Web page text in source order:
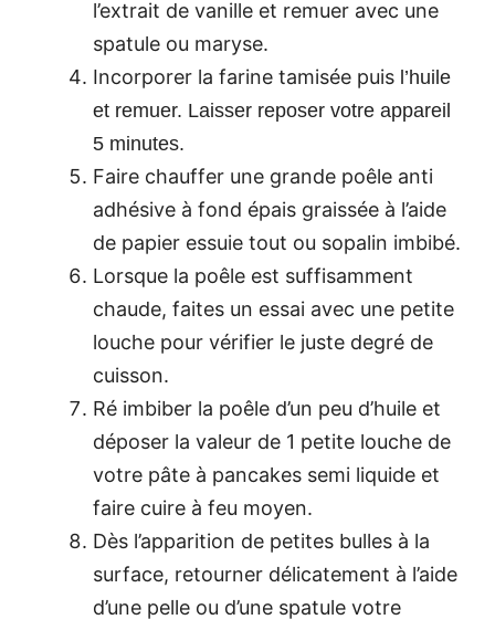
l’extrait de vanille et remuer avec une
spatule ou maryse.
Incorporer la farine tamisée puis l’huile
et remuer. Laisser reposer votre appareil
5 minutes.
Faire chauffer une grande poêle anti
adhésive à fond épais graissée à l’aide
de papier essuie tout ou sopalin imbibé.
Lorsque la poêle est suffisamment
chaude, faites un essai avec une petite
louche pour vérifier le juste degré de
cuisson.
Ré imbiber la poêle d’un peu d’huile et
déposer la valeur de 1 petite louche de
votre pâte à pancakes semi liquide et
faire cuire à feu moyen.
Dès l’apparition de petites bulles à la
surface, retourner délicatement à l’aide
d’une pelle ou d’une spatule votre